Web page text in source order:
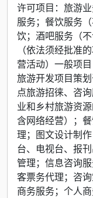
许可项目：旅游
服务；餐饮服务
饮；酒吧服务（
（依法须经批准
营活动）一般项
旅游开发项目策
点旅游招徕、咨
业和乡村旅游资
含网络经营）；
理；图文设计制
台、电视台、报
管理；信息咨询
客票务代理；咨
商务服务；个人